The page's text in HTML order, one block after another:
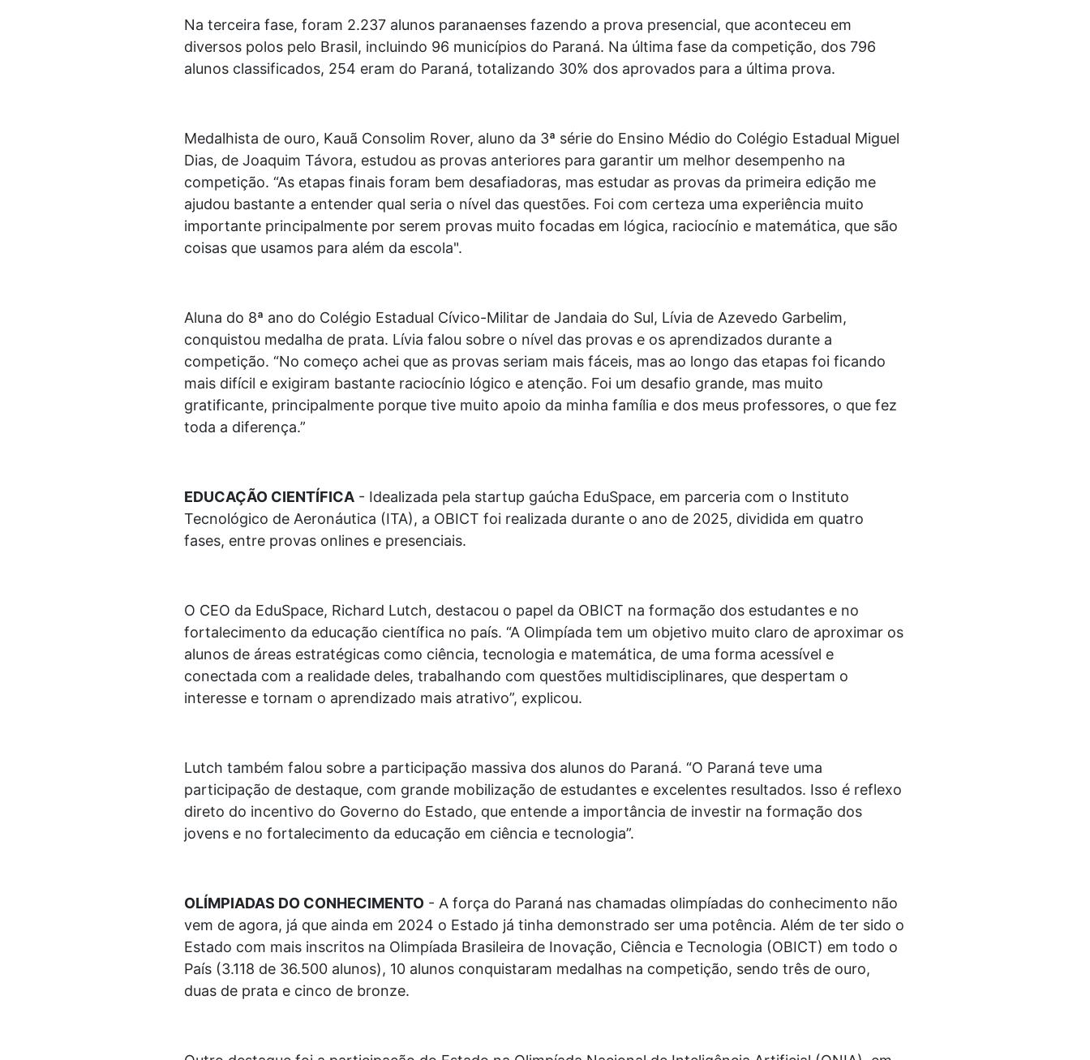
Na terceira fase, foram 2.237 alunos paranaenses fazendo a prova presencial, que aconteceu em
diversos polos pelo Brasil, incluindo 96 municípios do Paraná. Na última fase da competição, dos 796
alunos classificados, 254 eram do Paraná, totalizando 30% dos aprovados para a última prova.
Medalhista de ouro, Kauã Consolim Rover, aluno da 3ª série do Ensino Médio do Colégio Estadual Miguel
Dias, de Joaquim Távora, estudou as provas anteriores para garantir um melhor desempenho na
competição. “As etapas finais foram bem desafiadoras, mas estudar as provas da primeira edição me
ajudou bastante a entender qual seria o nível das questões. Foi com certeza uma experiência muito
importante principalmente por serem provas muito focadas em lógica, raciocínio e matemática, que são
coisas que usamos para além da escola".
Aluna do 8ª ano do Colégio Estadual Cívico-Militar de Jandaia do Sul, Lívia de Azevedo Garbelim,
conquistou medalha de prata. Lívia falou sobre o nível das provas e os aprendizados durante a
competição. “No começo achei que as provas seriam mais fáceis, mas ao longo das etapas foi ficando
mais difícil e exigiram bastante raciocínio lógico e atenção. Foi um desafio grande, mas muito
gratificante, principalmente porque tive muito apoio da minha família e dos meus professores, o que fez
toda a diferença.”
EDUCAÇÃO CIENTÍFICA - Idealizada pela startup gaúcha EduSpace, em parceria com o Instituto
Tecnológico de Aeronáutica (ITA), a OBICT foi realizada durante o ano de 2025, dividida em quatro
fases, entre provas onlines e presenciais.
O CEO da EduSpace, Richard Lutch, destacou o papel da OBICT na formação dos estudantes e no
fortalecimento da educação científica no país. “A Olimpíada tem um objetivo muito claro de aproximar os
alunos de áreas estratégicas como ciência, tecnologia e matemática, de uma forma acessível e
conectada com a realidade deles, trabalhando com questões multidisciplinares, que despertam o
interesse e tornam o aprendizado mais atrativo”, explicou.
Lutch também falou sobre a participação massiva dos alunos do Paraná. “O Paraná teve uma
participação de destaque, com grande mobilização de estudantes e excelentes resultados. Isso é reflexo
direto do incentivo do Governo do Estado, que entende a importância de investir na formação dos
jovens e no fortalecimento da educação em ciência e tecnologia”.
OLÍMPIADAS DO CONHECIMENTO - A força do Paraná nas chamadas olimpíadas do conhecimento não
vem de agora, já que ainda em 2024 o Estado já tinha demonstrado ser uma potência. Além de ter sido o
Estado com mais inscritos na Olimpíada Brasileira de Inovação, Ciência e Tecnologia (OBICT) em todo o
País (3.118 de 36.500 alunos), 10 alunos conquistaram medalhas na competição, sendo três de ouro,
duas de prata e cinco de bronze.